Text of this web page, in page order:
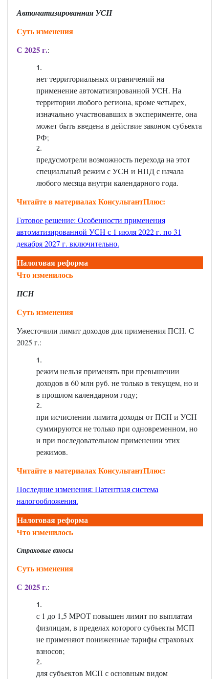
Автоматизированная УСН
Суть изменения
С 2025 г.:
нет территориальных ограничений на
применение автоматизированной УСН. На
территории любого региона, кроме четырех,
изначально участвовавших в эксперименте, она
может быть введена в действие законом субъекта
РФ;
предусмотрели возможность перехода на этот
специальный режим с УСН и НПД с начала
любого месяца внутри календарного года.
Читайте в материалах КонсультантПлюс:
Готовое решение: Особенности применения
автоматизированной УСН с 1 июля 2022 г. по 31
декабря 2027 г. включительно.
Налоговая реформа
Что изменилось
ПСН
Суть изменения
Ужесточили лимит доходов для применения ПСН. С
2025 г.:
режим нельзя применять при превышении
доходов в 60 млн руб. не только в текущем, но и
в прошлом календарном году;
при исчислении лимита доходы от ПСН и УСН
суммируются не только при одновременном, но
и при последовательном применении этих
режимов.
Читайте в материалах КонсультантПлюс:
Последние изменения: Патентная система
налогообложения.
Налоговая реформа
Что изменилось
Страховые взносы
Суть изменения
С 2025 г.:
с 1 до 1,5 МРОТ повышен лимит по выплатам
физлицам, в пределах которого субъекты МСП
не применяют пониженные тарифы страховых
взносов;
для субъектов МСП с основным видом